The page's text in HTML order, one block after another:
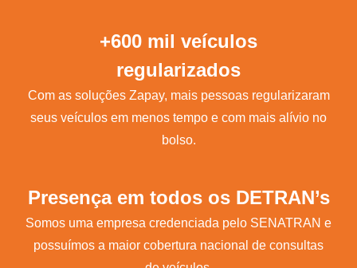
+600 mil veículos
regularizados
Com as soluções Zapay, mais pessoas regularizaram
seus veículos em menos tempo e com mais alívio no
bolso.
Presença em todos os DETRAN’s
Somos uma empresa credenciada pelo SENATRAN e
possuímos a maior cobertura nacional de consultas